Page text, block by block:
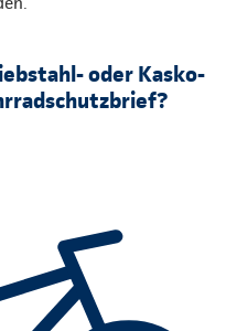
oder Kasko-